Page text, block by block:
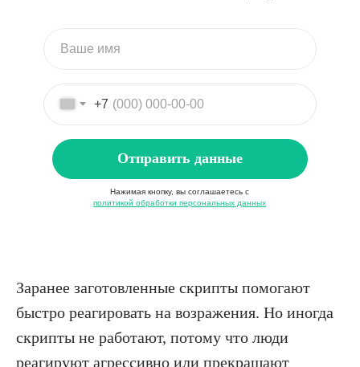
Нажимая кнопку, вы соглашаетесь с
политикой обработки персональных данных
+7
Отправить данные
Заранее заготовленные скрипты помогают
быстро реагировать на возражения. Но иногда
скрипты не работают, потому что люди
реагируют агрессивно или прекращают